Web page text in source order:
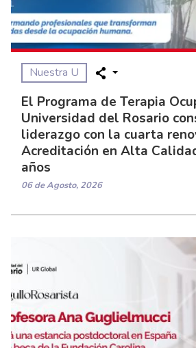
Nuestra U
El Programa de Terapia
Universidad del Rosario
liderazgo con la cuarta
Acreditación en Alta
años
06 de Agosto, 2026